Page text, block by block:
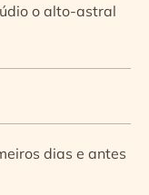
o alto-astral
dias e antes